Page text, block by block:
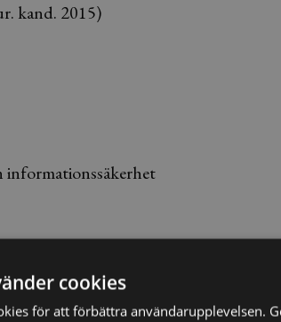
kand. 2015)
cookies
för att förbättra användarupplevelsen.